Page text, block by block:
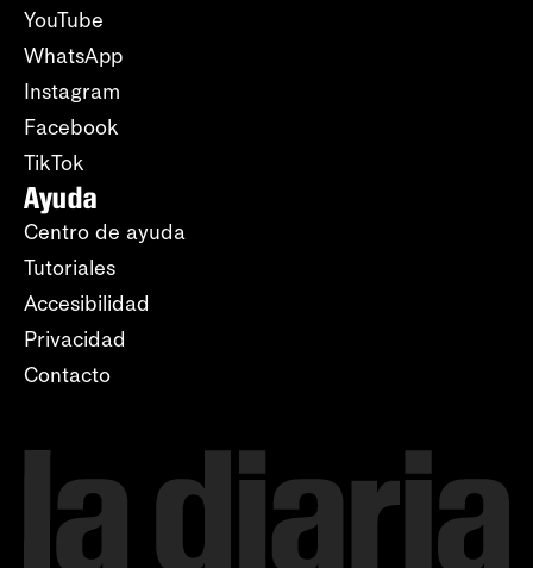
YouTube
WhatsApp
Instagram
Facebook
TikTok
Ayuda
Centro de ayuda
Tutoriales
Accesibilidad
Privacidad
Contacto